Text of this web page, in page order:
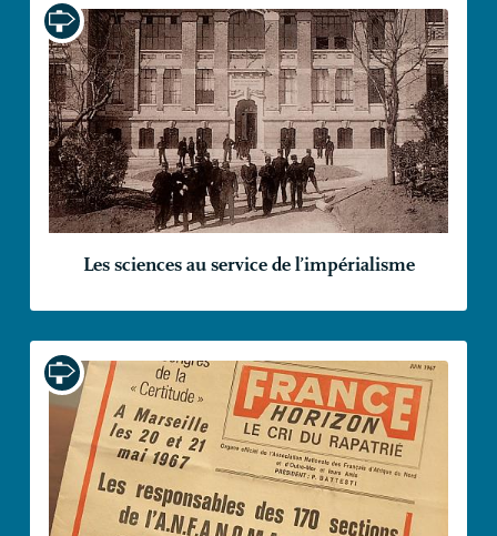
Les sciences au service de l’impérialisme